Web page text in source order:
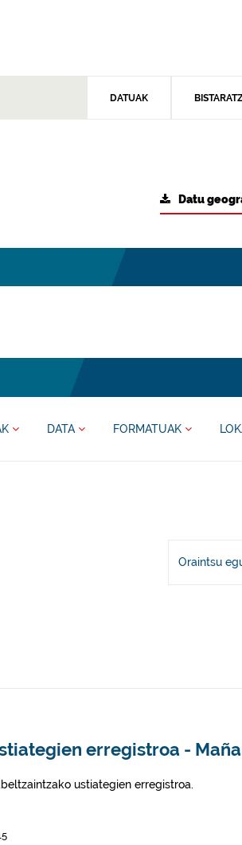
DATUAK
Datu
DATA FORMATUAK
Oraintsu
erregistroa -
ustiategien erregistroa.